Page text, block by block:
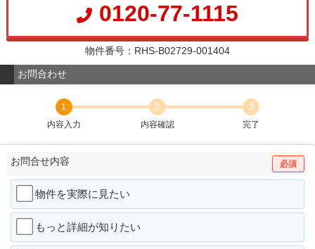
0120-77-1115
物件番号：RHS-B02729-001404
お問合わせ
1
内容入力
2
内容確認
3
完了
お問合せ内容 必須
物件を実際に見たい
もっと詳細が知りたい